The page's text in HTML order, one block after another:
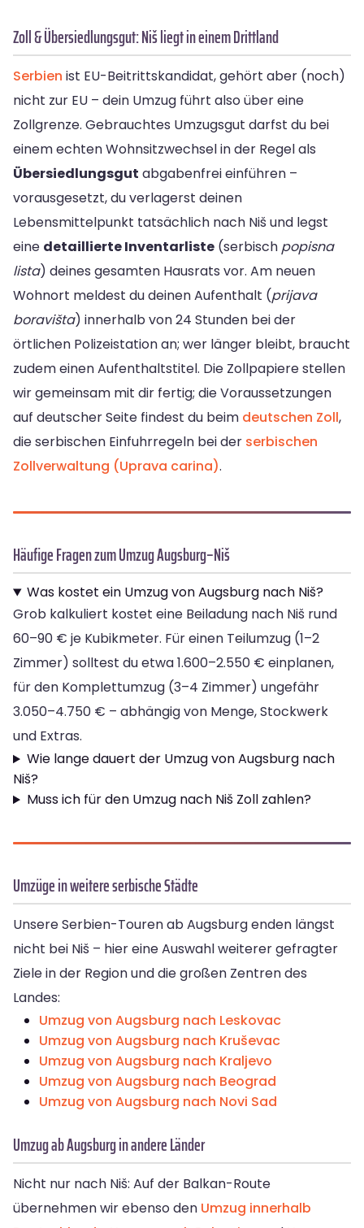
Zoll & Übersiedlungsgut: Niš liegt in einem Drittland
Serbien ist EU-Beitrittskandidat, gehört aber (noch)
nicht zur EU – dein Umzug führt also über eine
Zollgrenze. Gebrauchtes Umzugsgut darfst du bei
einem echten Wohnsitzwechsel in der Regel als
Übersiedlungsgut abgabenfrei einführen –
vorausgesetzt, du verlagerst deinen
Lebensmittelpunkt tatsächlich nach Niš und legst
eine detaillierte Inventarliste (serbisch popisna
lista) deines gesamten Hausrats vor. Am neuen
Wohnort meldest du deinen Aufenthalt (prijava
boravišta) innerhalb von 24 Stunden bei der
örtlichen Polizeistation an; wer länger bleibt, braucht
zudem einen Aufenthaltstitel. Die Zollpapiere stellen
wir gemeinsam mit dir fertig; die Voraussetzungen
auf deutscher Seite findest du beim deutschen Zoll,
die serbischen Einfuhrregeln bei der serbischen
Zollverwaltung (Uprava carina).
Häufige Fragen zum Umzug Augsburg–Niš
Was kostet ein Umzug von Augsburg nach Niš?
Grob kalkuliert kostet eine Beiladung nach Niš rund
60–90 € je Kubikmeter. Für einen Teilumzug (1–2
Zimmer) solltest du etwa 1.600–2.550 € einplanen,
für den Komplettumzug (3–4 Zimmer) ungefähr
3.050–4.750 € – abhängig von Menge, Stockwerk
und Extras.
Wie lange dauert der Umzug von Augsburg nach
Niš?
Muss ich für den Umzug nach Niš Zoll zahlen?
Umzüge in weitere serbische Städte
Unsere Serbien-Touren ab Augsburg enden längst
nicht bei Niš – hier eine Auswahl weiterer gefragter
Ziele in der Region und die großen Zentren des
Landes:
Umzug von Augsburg nach Leskovac
Umzug von Augsburg nach Kruševac
Umzug von Augsburg nach Kraljevo
Umzug von Augsburg nach Beograd
Umzug von Augsburg nach Novi Sad
Umzug ab Augsburg in andere Länder
Nicht nur nach Niš: Auf der Balkan-Route
übernehmen wir ebenso den Umzug innerhalb